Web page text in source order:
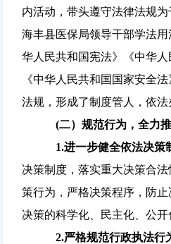
内活动，带头遵守法律法规
海丰县医保局领导干部学法
华人民共和国宪法》《中华人
《中华人民共和国国家安全
法规，形成了制度管人，依法
(二） 规范行为，全力
1.进一步健全依法决策
决策制度，落实重大决策合
策行为，严格决策程序，防
决策的科学化、民主化、公开
2.严格规范行政执法行